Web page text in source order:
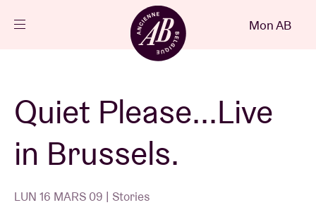
FR
Projets
Actualités
Mon AB
Quiet Please...Live
in Brussels.
LUN 16 MARS 09 | Stories